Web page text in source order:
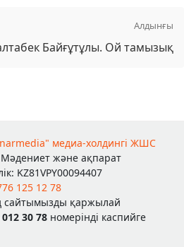
Алдынғы
Байғұтұлы. Ой тамызық
медиа-холдингі ЖШС
Мәдениет және ақпарат
KZ81VPY00094407
125 12 78
сайтымызды қаржылай
30 78 номерінді каспийге